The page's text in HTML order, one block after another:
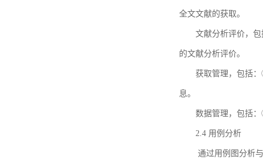
全文文献的获取。
文献分析评价，
的文献分析评价。
获取管理，包括
息。
数据管理，包括
2.4 用例分析
通过用例图分析